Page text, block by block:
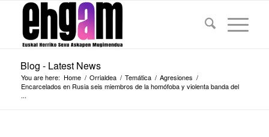
Blog - Latest News
You are here: Home / Orrialdea / Temática / Agresiones /
Encarcelados en Rusia seis miembros de la homófoba y violenta banda del
...